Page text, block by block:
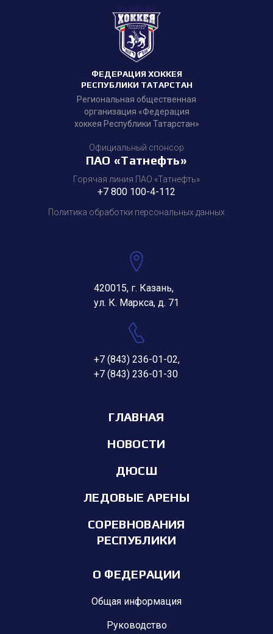
ФЕДЕРАЦИЯ ХОККЕЯ
РЕСПУБЛИКИ ТАТАРСТАН
Региональная общественная
организация «Федерация
хоккея Республики Татарстан»
Официальный спонсор
ПАО «Татнефть»
Горячая линия ПАО «Татнефть»
+7 800 100-4-112
Политика обработки персональных данных
420015, г. Казань,
ул. К. Маркса, д. 71
+7 (843) 236-01-02,
+7 (843) 236-01-30
ГЛАВНАЯ
НОВОСТИ
ДЮСШ
ЛЕДОВЫЕ АРЕНЫ
СОРЕВНОВАНИЯ
РЕСПУБЛИКИ
О ФЕДЕРАЦИИ
Общая информация
Руководство